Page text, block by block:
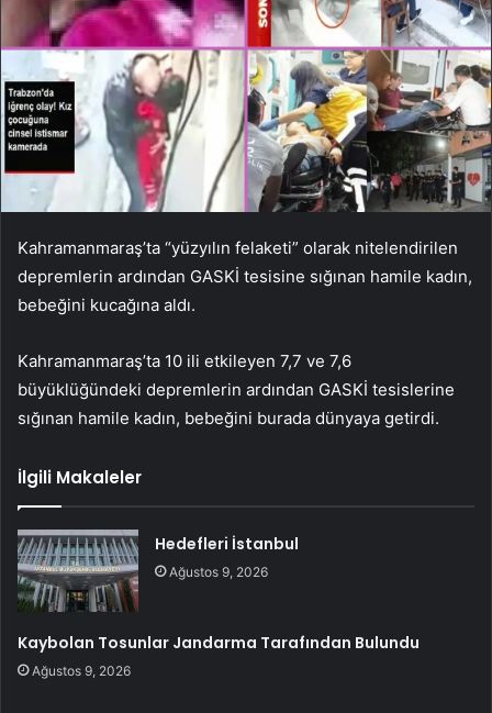
Kahramanmaraş’ta “yüzyılın felaketi” olarak nitelendirilen
depremlerin ardından GASKİ tesisine sığınan hamile kadın,
bebeğini kucağına aldı.
Kahramanmaraş’ta 10 ili etkileyen 7,7 ve 7,6
büyüklüğündeki depremlerin ardından GASKİ tesislerine
sığınan hamile kadın, bebeğini burada dünyaya getirdi.
İlgili Makaleler
Hedefleri İstanbul
Ağustos 9, 2026
Kaybolan Tosunlar Jandarma Tarafından Bulundu
Ağustos 9, 2026